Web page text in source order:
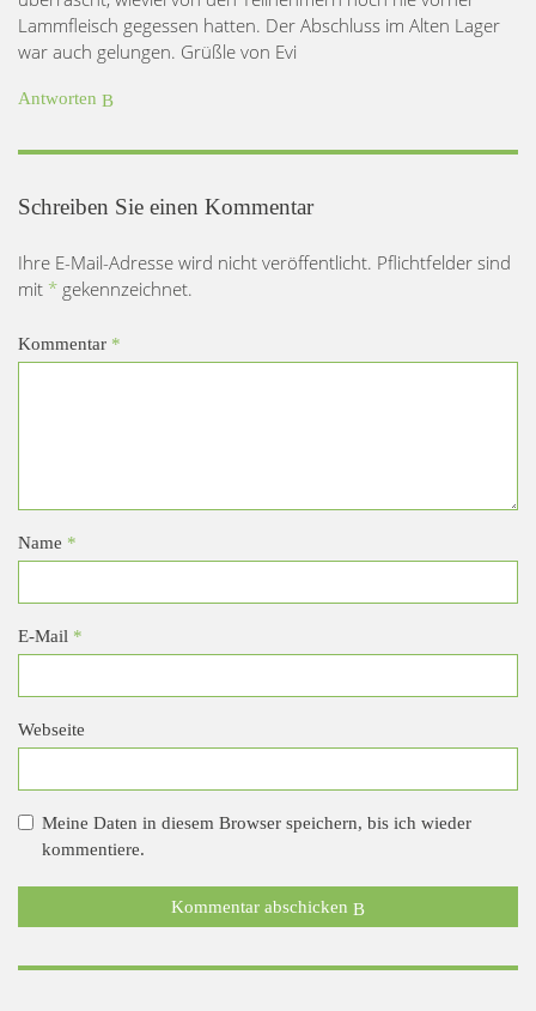
Lammfleisch gegessen hatten. Der Abschluss im Alten Lager
war auch gelungen. Grüßle von Evi
Antworten
Schreiben Sie einen Kommentar
Ihre E-Mail-Adresse wird nicht veröffentlicht. Pflichtfelder sind
mit * gekennzeichnet.
Kommentar *
Name *
E-Mail *
Webseite
Meine Daten in diesem Browser speichern, bis ich wieder
kommentiere.
Kommentar abschicken